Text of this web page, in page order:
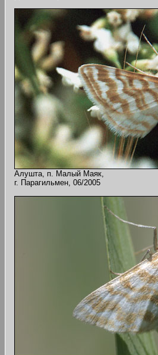
Алушта, п. Малый Маяк,
г. Парагильмен, 06/2005